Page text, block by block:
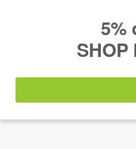
nuovamente